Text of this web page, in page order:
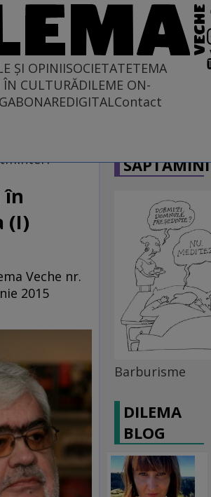
ȘI OPINIISOCIETATETEMA
ÎN CULTURĂDILEME ON-
ABONAREDIGITALContact
în
(I)
Veche nr.
2015
Barburisme
DILEMA
BLOG